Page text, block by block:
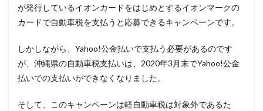
が発行しているイオンカードをはじめとするイオンマークの
カードで自動車税を支払うと応募できるキャンペーンです。
しかしながら、Yahoo!公金払いで支払う必要があるのです
が、沖縄県の自動車税支払いは、2020年3月末でYahoo!公金
払いでの支払いができなくなりました。
そして、このキャンペーンは軽自動車税は対象外であるた